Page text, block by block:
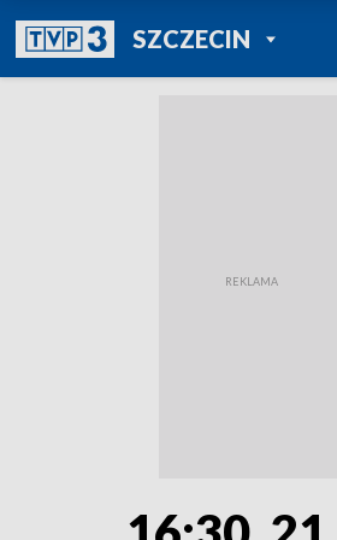
SZCZECINPOWRÓT DO
TVP REGIONY